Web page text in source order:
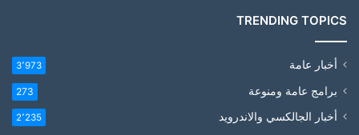
TRENDING TOPICS
أخبار عامة 3٬973
برامج عامة ومنوعة 273
أخبار الجالكسي والاندرويد 2٬235